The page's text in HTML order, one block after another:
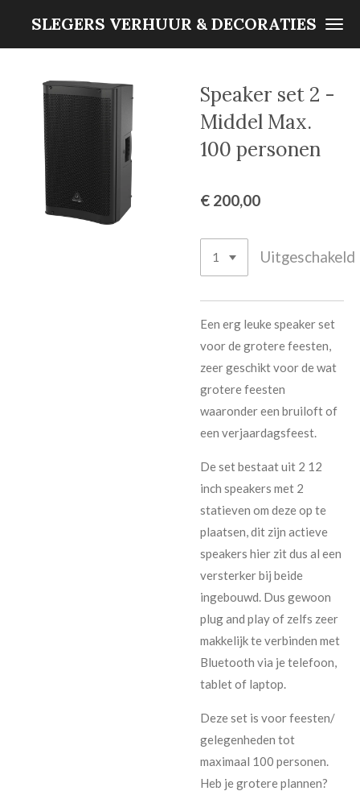
hoofdinhoud
SLEGERS VERHUUR & DECORATIES
Speaker set 2 -
Middel Max.
100 personen
€ 200,00
Uitgeschakeld
Een erg leuke speaker set
voor de grotere feesten,
zeer geschikt voor de wat
grotere feesten
waaronder een bruiloft of
een verjaardagsfeest.
De set bestaat uit 2 12
inch speakers met 2
statieven om deze op te
plaatsen, dit zijn actieve
speakers hier zit dus al een
versterker bij beide
ingebouwd. Dus gewoon
plug and play of zelfs zeer
makkelijk te verbinden met
Bluetooth via je telefoon,
tablet of laptop.
Deze set is voor feesten/
gelegenheden tot
maximaal 100 personen.
Heb je grotere plannen?